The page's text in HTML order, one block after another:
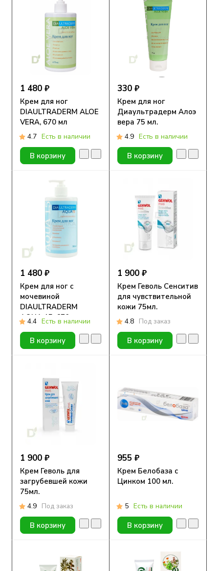
1 480 ₽
Крем для ног
DIAULTRADERM ALOE
VERA, 670 мл
4.7 Есть в наличии
В корзину
330 ₽
Крем для ног
Диаультрадерм Алоэ
вера 75 мл.
4.9 Есть в наличии
В корзину
1 480 ₽
Крем для ног с
мочевиной
DIAULTRADERM
AQUA 15, 670 мл
4.4 Есть в наличии
В корзину
1 900 ₽
Крем Геволь Сенситив
для чувствительной
кожи 75мл.
4.8 Под заказ
В корзину
1 900 ₽
Крем Геволь для
загрубевшей кожи
75мл.
4.9 Под заказ
В корзину
955 ₽
Крем Белобаза с
Цинком 100 мл.
5 Есть в наличии
В корзину